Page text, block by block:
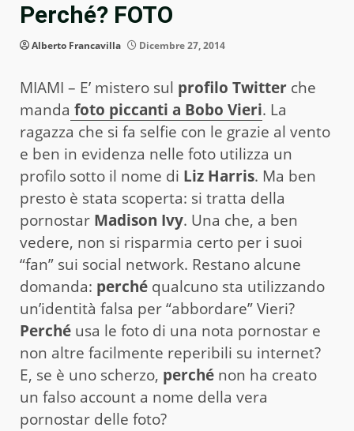
Perché? FOTO
Alberto Francavilla Dicembre 27, 2014
MIAMI – E’ mistero sul profilo Twitter che
manda foto piccanti a Bobo Vieri. La
ragazza che si fa selfie con le grazie al vento
e ben in evidenza nelle foto utilizza un
profilo sotto il nome di Liz Harris. Ma ben
presto è stata scoperta: si tratta della
pornostar Madison Ivy. Una che, a ben
vedere, non si risparmia certo per i suoi
“fan” sui social network. Restano alcune
domanda: perché qualcuno sta utilizzando
un’identità falsa per “abbordare” Vieri?
Perché usa le foto di una nota pornostar e
non altre facilmente reperibili su internet?
E, se è uno scherzo, perché non ha creato
un falso account a nome della vera
pornostar delle foto?